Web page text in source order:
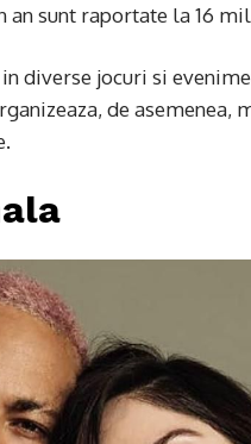
sunt raportate la 16
diverse jocuri si
de asemenea,